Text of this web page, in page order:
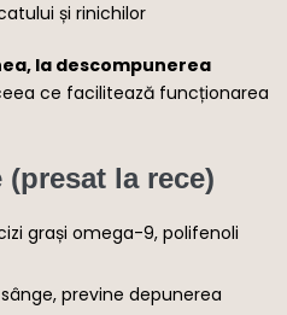
și rinichilor
la descompunerea
ce facilitează funcționarea
la rece)
grași omega-9, polifenoli
previne depunerea